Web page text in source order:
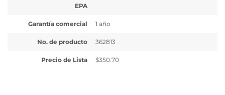
EPA
Garantía comercial 1 año
No. de producto 362813
Precio de Lista $350.70